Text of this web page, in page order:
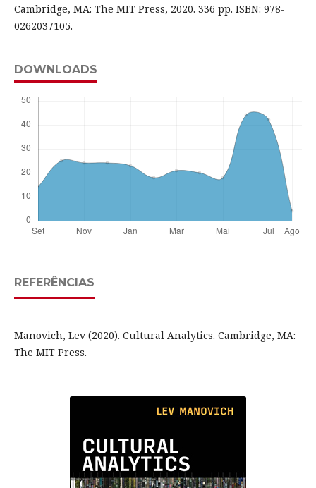
Cambridge, MA: The MIT Press, 2020. 336 pp. ISBN: 978-
0262037105.
DOWNLOADS
REFERÊNCIAS
Manovich, Lev (2020). Cultural Analytics. Cambridge, MA:
The MIT Press.